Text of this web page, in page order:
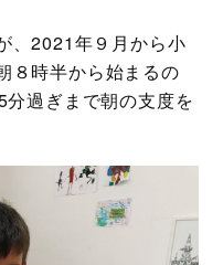
、2021年９月から小
８時半から始まるの
過ぎまで朝の支度を